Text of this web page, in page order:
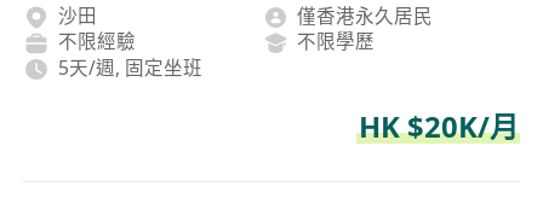
沙田
僅香港永久居民
不限經驗
不限學歷
5天/週, 固定坐班
HK $20K/月